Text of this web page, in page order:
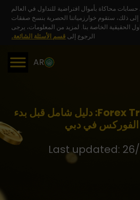
محاكاة بأموال افتراضية للتداول في العالم
إلى ذلك، ستقوم خوارزمياتنا الحصرية بنسخ صفقات
الحقيقية الخاصة بنا. لمزيد من المعلومات، يرجى
الرجوع إلى قسم الأسئلة الشائعة.
AR
Forex Trading in Dubai: دليل شامل قبل بدء
الفوركس في دبي
Last updated: